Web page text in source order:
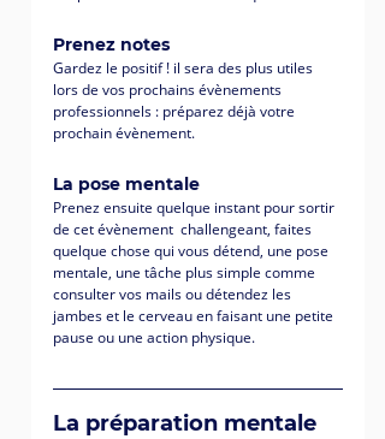
Prenez notes
Gardez le positif ! il sera des plus utiles
lors de vos prochains évènements
professionnels : préparez déjà votre
prochain évènement.
La pose mentale
Prenez ensuite quelque instant pour sortir
de cet évènement  challengeant, faites
quelque chose qui vous détend, une pose
mentale, une tâche plus simple comme
consulter vos mails ou détendez les
jambes et le cerveau en faisant une petite
pause ou une action physique.
La préparation mentale